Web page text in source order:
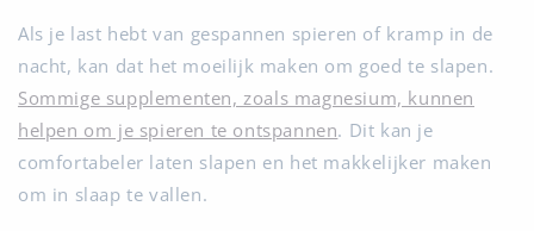
Als je last hebt van gespannen spieren of kramp in de
nacht, kan dat het moeilijk maken om goed te slapen.
Sommige supplementen, zoals magnesium, kunnen
helpen om je spieren te ontspannen. Dit kan je
comfortabeler laten slapen en het makkelijker maken
om in slaap te vallen.